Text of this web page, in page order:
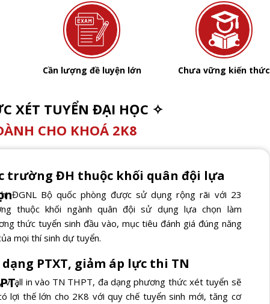
Chưa vững kiến thức
Cần lượng đề luyện lớn
XÉT TUYỂN ĐẠI HỌC ✧
CHO KHOÁ 2K8
trường ĐH thuộc khối quân đội lựa
PTXT, giảm áp lực thi TN
ĐGNL Bộ quốc phòng được sử dụng rộng rãi với 23
thuộc khối ngành quân đội sử dụng lựa chọn làm
thức tuyển sinh đầu vào, mục tiêu đánh giá đúng năng
mọi thí sinh dự tuyển.
vì all in vào TN THPT, đa dạng phương thức xét tuyển sẽ
lợi thế lớn cho 2K8 với quy chế tuyển sinh mới, tăng cơ